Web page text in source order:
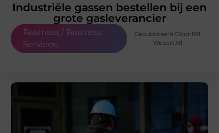
Industriële gassen bestellen bij een
grote gasleverancier
Business / Business
Services
Gepubliceerd Door RB
Webart.nl